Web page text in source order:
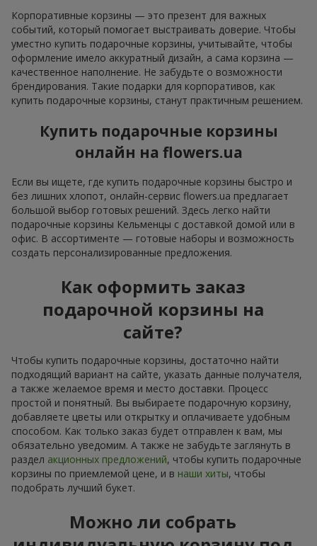
Корпоративные корзины — это презент для важных
событий, который помогает выстраивать доверие. Чтобы
уместно купить подарочные корзины, учитывайте, чтобы
оформление имело аккуратный дизайн, а сама корзина —
качественное наполнение. Не забудьте о возможности
брендирования. Такие подарки для корпоративов, как
купить подарочные корзины, станут практичным решением.
Купить подарочные корзины
онлайн на flowers.ua
Если вы ищете, где купить подарочные корзины быстро и
без лишних хлопот, онлайн-сервис flowers.ua предлагает
большой выбор готовых решений. Здесь легко найти
подарочные корзины Кельменцы с доставкой домой или в
офис. В ассортименте — готовые наборы и возможность
создать персонализированные предложения.
Как оформить заказ
подарочной корзины на
сайте?
Чтобы купить подарочные корзины, достаточно найти
подходящий вариант на сайте, указать данные получателя,
а также желаемое время и место доставки. Процесс
простой и понятный. Вы выбираете подарочную корзину,
добавляете цветы или открытку и оплачиваете удобным
способом. Как только заказ будет отправлен к вам, мы
обязательно уведомим. А также не забудьте заглянуть в
раздел акционных предложений, чтобы купить подарочные
корзины по приемлемой цене, и в наши хиты, чтобы
подобрать лучший букет.
Можно ли собрать